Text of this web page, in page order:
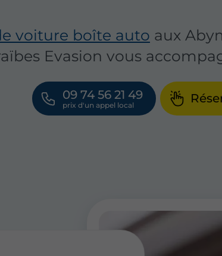
voiture boîte auto aux
Evasion vous
09 74 56 21 49